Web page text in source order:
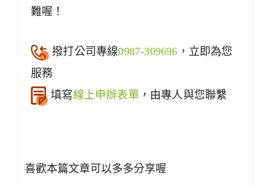
難喔！
撥打公司專線0987-309696 ，立即為您
服務
填寫線上申辦表單 ，由專人與您聯繫
喜歡本篇文章可以多多分享喔